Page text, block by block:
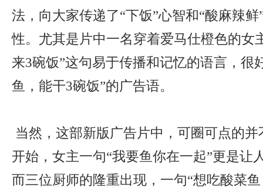
法，向大家传递了“下饭”心智和“酸麻辣
性。尤其是片中一名穿着爱马仕橙色的女
来3碗饭”这句易于传播和记忆的语言，很
鱼，能干3碗饭”的广告语。
当然，这部新版广告片中，可圈可点的
开始，女主一句“我要鱼你在一起”更是让
而三位厨师的隆重出现，一句“想吃酸菜